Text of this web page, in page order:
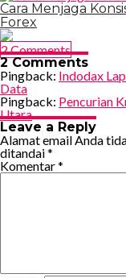
Cara Menjaga
Forex
2 Comments
2 Comments
Pingback: Indodax
Data
Pingback: Pencurian
Utara
Leave a Reply
Alamat email Anda
ditandai*
Komentar*